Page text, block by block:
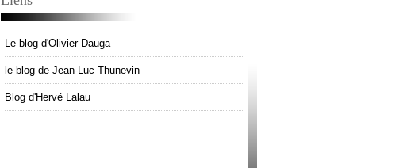
Le blog d'Olivier Dauga
le blog de Jean-Luc Thunevin
Blog d'Hervé Lalau